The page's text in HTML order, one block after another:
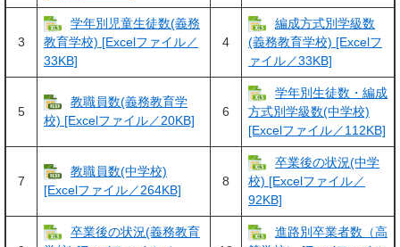
3
学年別児童生徒数(義務
教育学校) [Excelファイル／
33KB]
4
編成方式別学級数
(義務教育学校) [Excelフ
ァイル／33KB]
5
教職員数(義務教育学
校) [Excelファイル／20KB]
6
学年別生徒数・編成
方式別学級数(中学校)
[Excelファイル／112KB]
7
教職員数(中学校)
[Excelファイル／264KB]
8
卒業後の状況(中学
校) [Excelファイル／
92KB]
卒業後の状況(義務教育
進路別卒業者数（高